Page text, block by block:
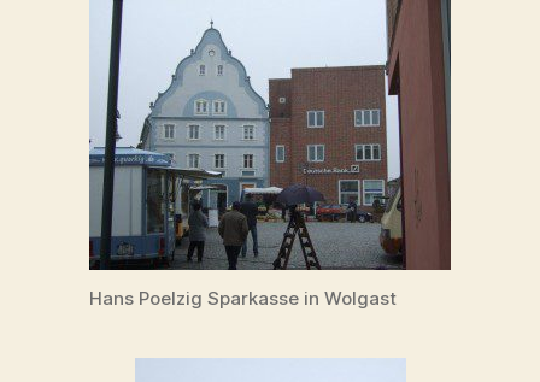
Hans Poelzig Sparkasse in Wolgast